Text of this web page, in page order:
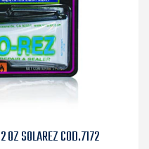
OZ SOLAREZ COD.7172